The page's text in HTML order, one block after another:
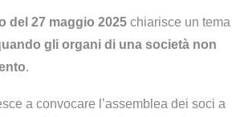
del 27 maggio 2025 chiarisce un tema
gli organi di una società non
.
a convocare l’assemblea dei soci a